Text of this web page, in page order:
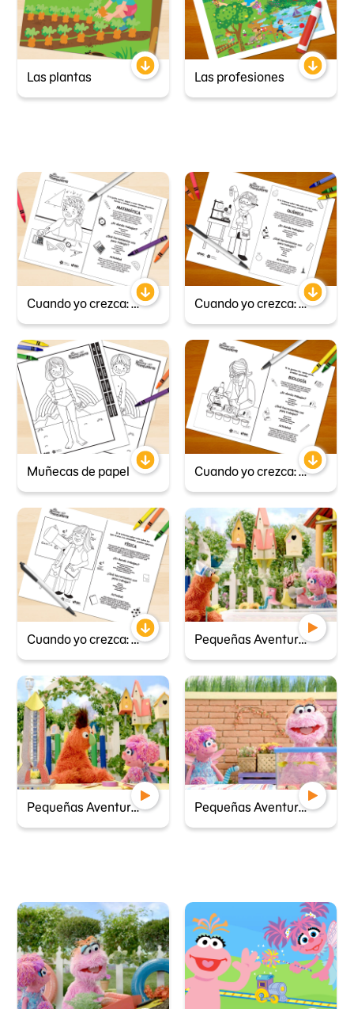
Las plantas Las profesiones
Cuando yo crezca: matematica Cuando yo crezca: quimica
Muñecas de papel Cuando yo crezca: biologia
Cuando yo crezca: fisica Pequeñas Aventureras - Carrera de botes
Pequeñas Aventureras - Despegue Pequeñas Aventureras - La piscina de Susana